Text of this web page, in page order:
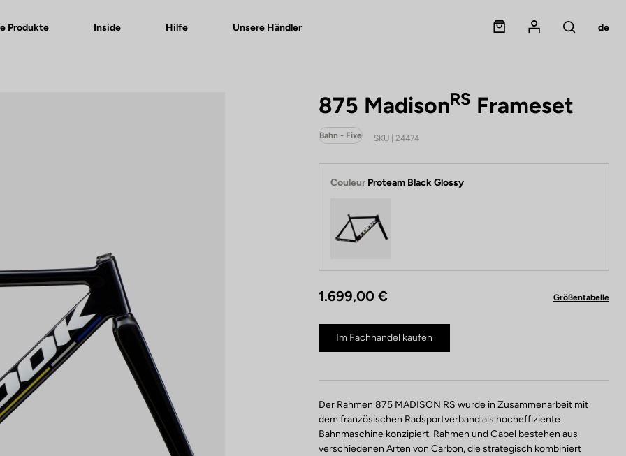
Produkte Inside Hilfe Unsere Händler Panier
Mon compte
Rechercher
de
875 MadisonRS Frameset
Bahn - Fixe SKU | 24474
Couleur Proteam Black Glossy
1.699,00 € Größentabelle
Im Fachhandel kaufen
Der Rahmen 875 MADISON RS wurde in Zusammenarbeit mit
dem französischen Radsportverband als hocheffiziente
Bahnmaschine konzipiert. Rahmen und Gabel bestehen aus
verschiedenen Arten von Carbon, die strategisch kombiniert